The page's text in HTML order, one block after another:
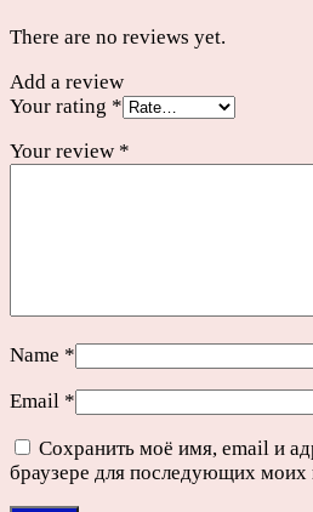
There are no reviews yet.
Add a review
Your rating *
Your review *
Name *
Email *
Сохранить моё имя, email и
браузере для последующих моих